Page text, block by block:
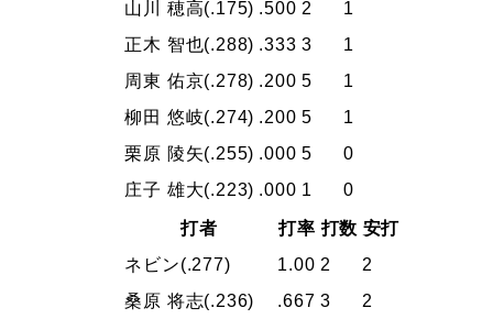
山川 穂高(.175) .500 2
1
正木 智也(.288) .333 3
1
周東 佑京(.278) .200 5
1
柳田 悠岐(.274) .200 5
1
栗原 陵矢(.255) .000 5
0
庄子 雄大(.223) .000 1 0
打者 打率 打数 安打
ネビン(.277) 1.00 2
2
桑原 将志(.236) .667 3
2